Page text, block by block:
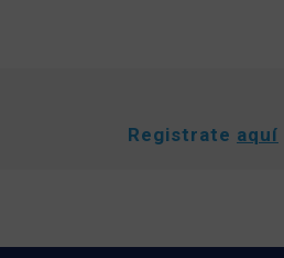
Registrate aquí